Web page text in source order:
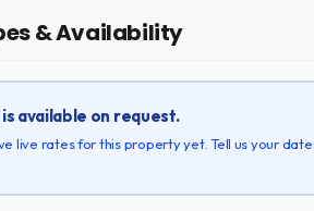
& Availability
available on request.
live rates for this property yet. Tell us your